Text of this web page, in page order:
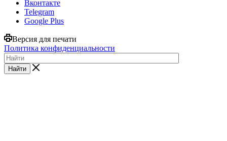
Вконтакте
Telegram
Google Plus
Версия для печати
Политика конфиденциальности
Найти